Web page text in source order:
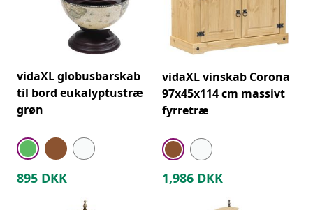
vidaXL globusbarskab
til bord eukalyptustræ
grøn
895 DKK
vidaXL vinskab Corona
97x45x114 cm massivt
fyrretræ
1,986 DKK